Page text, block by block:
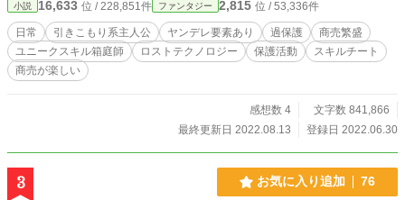
います。 一気に更新させて頂きました。 中国でコピーされていたので自衛で
す。 「天安門事件」
小説 16,633 位 / 228,851件 ファンタジー 2,815 位 / 53,336件
日常 引きこもり系主人公 ヤンデレ要素あり 過保護
商売繁盛
ユニークスキル箱庭師
ロストテクノロジー 保護活動
スキルチート
商売が楽しい
感想数 4
文字数 841,866
最終更新日 2022.08.13
登録日 2022.06.30
3 お気に入り追加 76